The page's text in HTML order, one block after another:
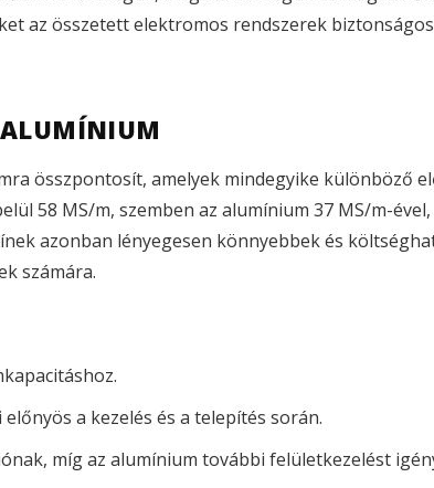
az összetett elektromos rendszerek
összpontosít, amelyek mindegyike különböző
58 MS/m, szemben az alumínium 37 MS/m-
azonban lényegesen könnyebbek és
számára.
a kezelés és a telepítés során.
míg az alumínium további felületkezelést